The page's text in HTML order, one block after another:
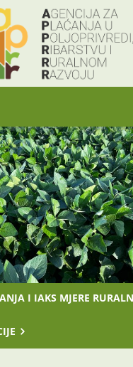
I IAKS MJERE